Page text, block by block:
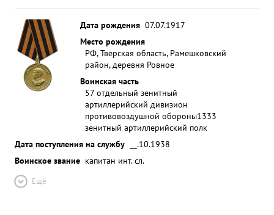
Дата рождения 07.07.1917
Место рождения
РФ, Тверская область, Рамешковский
район, деревня Ровное
Воинская часть
57 отдельный зенитный
артиллерийский дивизион
противовоздушной обороны1333
зенитный артиллерийский полк
Дата поступления на службу
__.10.1938
Воинское звание капитан инт. сл.
Ещё